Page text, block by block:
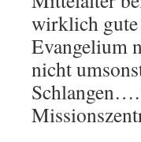
wirklich gute
Evangelium
nicht